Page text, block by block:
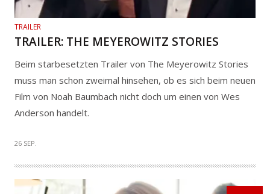
TRAILER
TRAILER: THE MEYEROWITZ STORIES
Beim starbesetzten Trailer von The Meyerowitz Stories
muss man schon zweimal hinsehen, ob es sich beim neuen
Film von Noah Baumbach nicht doch um einen von Wes
Anderson handelt.
26 SEP.